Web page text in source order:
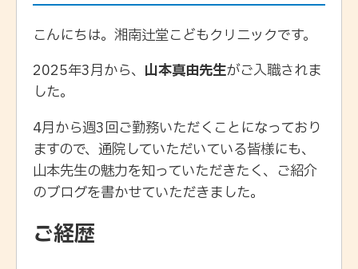
こんにちは。湘南辻堂こどもクリニックです。
2025年3月から、 山本真由先生がご入職されま
した。
4月から週3回ご勤務いただくことになっており
ますので、通院していただいている皆様にも、
山本先生の魅力を知っていただきたく、ご紹介
のブログを書かせていただきました。
ご経歴